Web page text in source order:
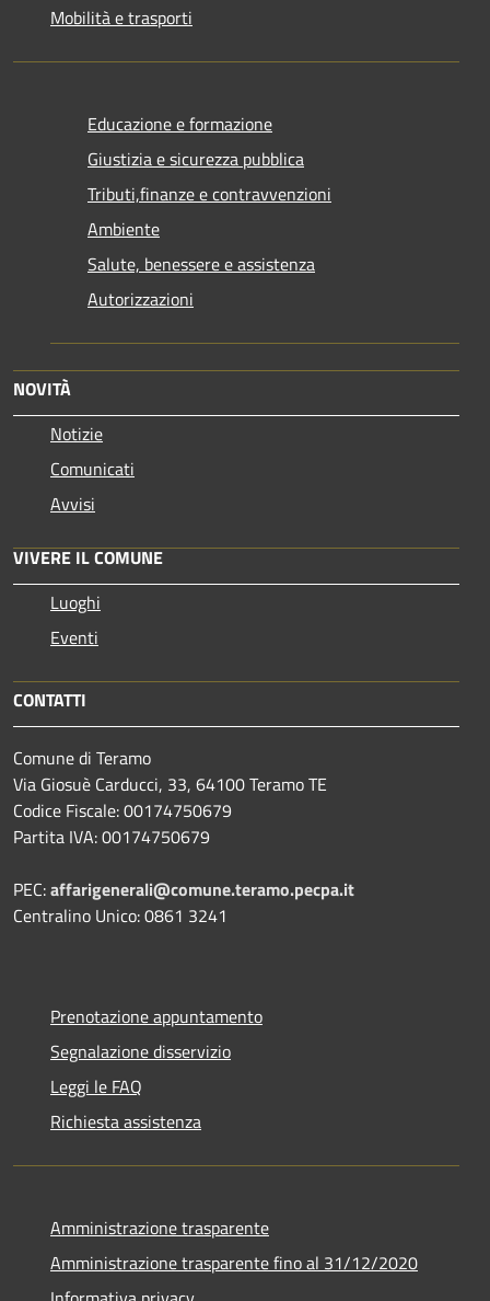
Mobilità e trasporti
Educazione e formazione
Giustizia e sicurezza pubblica
Tributi,finanze e contravvenzioni
Ambiente
Salute, benessere e assistenza
Autorizzazioni
NOVITÀ
Notizie
Comunicati
Avvisi
VIVERE IL COMUNE
Luoghi
Eventi
CONTATTI
Comune di Teramo
Via Giosuè Carducci, 33, 64100 Teramo TE
Codice Fiscale: 00174750679
Partita IVA: 00174750679
PEC:affarigenerali@comune.teramo.pecpa.it
Centralino Unico: 0861 3241
Prenotazione appuntamento
Segnalazione disservizio
Leggi le FAQ
Richiesta assistenza
Amministrazione trasparente
Amministrazione trasparente fino al 31/12/2020